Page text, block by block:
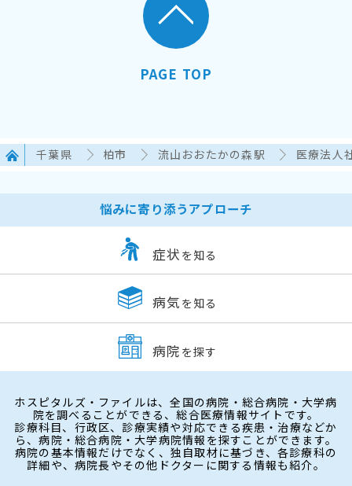
PAGE TOP
千葉県 柏市 流山おおたかの森駅 医療法人
悩みに寄り添うアプローチ
症状 を知る
病気 を知る
病院 を探す
ホスピタルズ・ファイルは、全国の病院・総合病院・大学病
院を調べることができる、総合医療情報サイトです。
診療科目、行政区、診療実績や対応できる疾患・治療などか
ら、病院・総合病院・大学病院情報を探すことができます。
病院の基本情報だけでなく、独自取材に基づき、各診療科の
詳細や、病院長やその他ドクターに関する情報も紹介。